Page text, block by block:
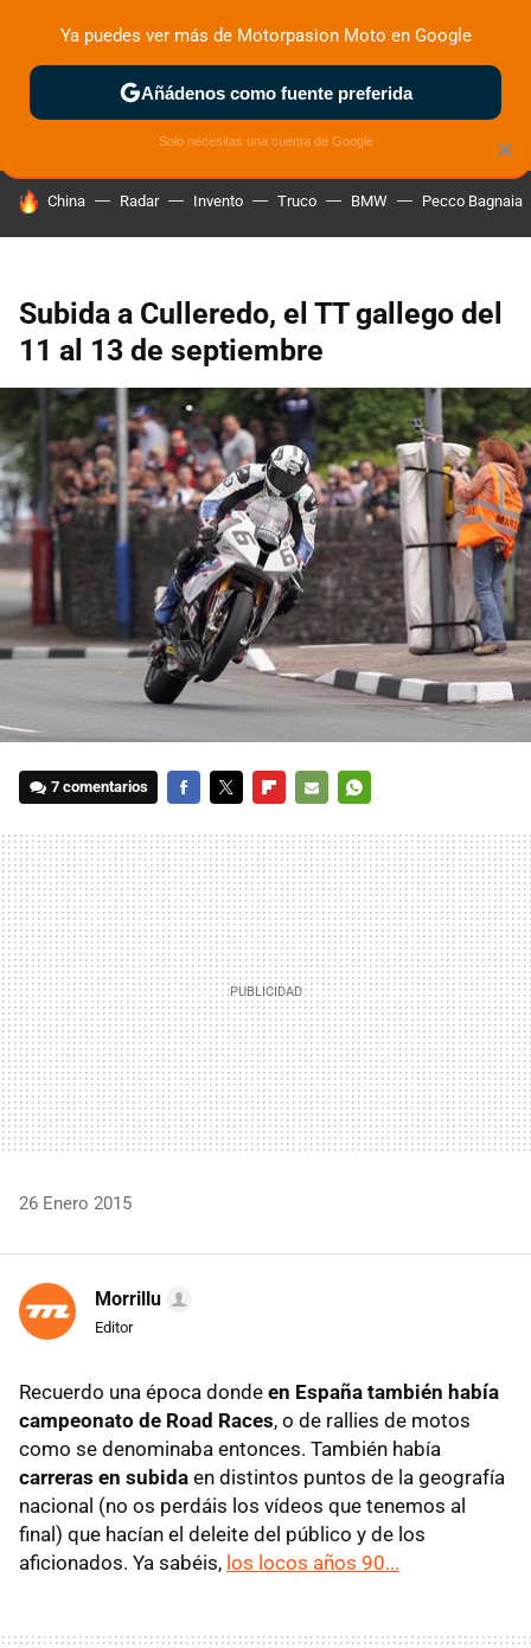
ZONA DE PRUEBAS DEPORTIVAS MOTOS ELÉCTRICAS
HOY SE HABLA DE
China Radar Invento Truco BMW Pecco Bagnaia
Subida a Culleredo, el TT gallego del
11 al 13 de septiembre
7 comentarios
MAIL
26 Enero 2015
Morrillu
Editor
Recuerdo una época donde en España también había
campeonato de Road Races, o de rallies de motos
como se denominaba entonces. También había
carreras en subida en distintos puntos de la geografía
nacional (no os perdáis los vídeos que tenemos al
final) que hacían el deleite del público y de los
aficionados. Ya sabéis, los locos años 90...
×
Ya puedes ver más de Motorpasion Moto en Google
Añádenos como fuente preferida
Solo necesitas una cuenta de Google